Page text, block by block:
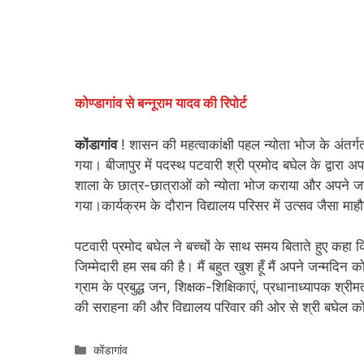
कोण्डागांव से बन्नूराम यादव की रिपोर्ट
कोंडागांव! शासन की महत्वाकांक्षी पहल न्योता भोज के
गया। बीजापुर में पदस्थ पटवारी श्री प्रमोद बघेल के
शाला के छात्र-छात्राओं को न्योता भोज कराया और अपने
गया।कार्यक्रम के दौरान विद्यालय परिसर में उत्सव जैसा
पटवारी प्रमोद बघेल ने बच्चों के साथ समय बिताते हुए
जिम्मेदारी हम सब की है। मैं बहुत खुश हूँ मैं अपने जन्मदिन
ग्राम के प्रबुद्ध जन, शिक्षक-शिक्षिकाएं, प्रधानाध्यापक
की सराहना की और विद्यालय परिवार की ओर से श्री बघेल को
Categories
कोंडागांव